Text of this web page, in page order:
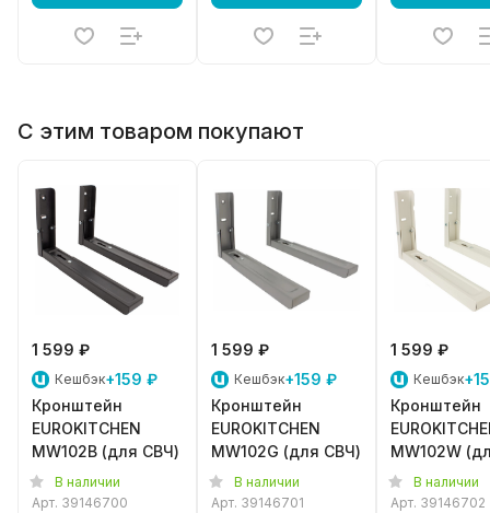
С этим товаром покупают
1 599 ₽
Кешбэк+159 ₽
Кронштейн
EUROKITCHEN
MW102B (для СВЧ)
В наличии
Арт. 39146700
1 599 ₽
Кешбэк+159 ₽
Кронштейн
EUROKITCHEN
MW102G (для СВЧ)
В наличии
Арт. 39146701
1 599 ₽
Кешбэк
Кронштейн
MW102W
СВЧ)В наличии
Арт. 39146702